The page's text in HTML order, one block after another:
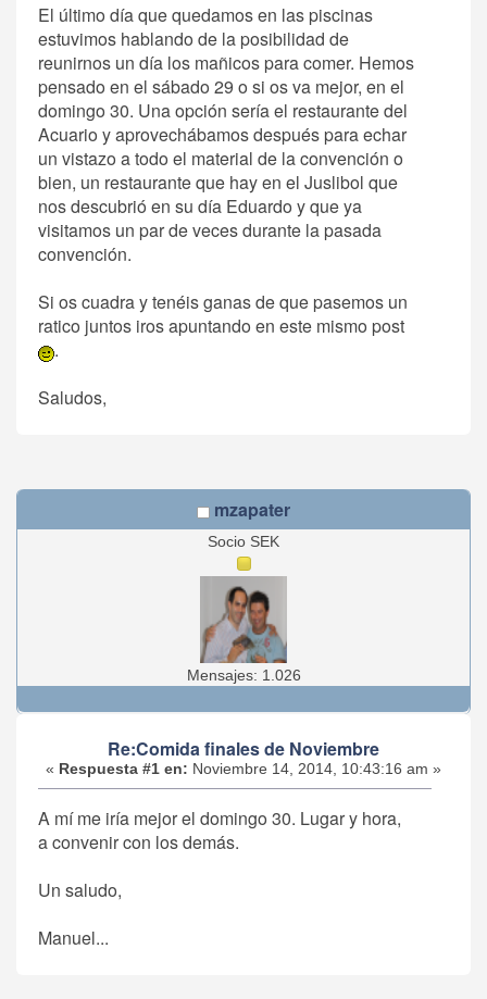
El último día que quedamos en las piscinas
estuvimos hablando de la posibilidad de
reunirnos un día los mañicos para comer. Hemos
pensado en el sábado 29 o si os va mejor, en el
domingo 30. Una opción sería el restaurante del
Acuario y aprovechábamos después para echar
un vistazo a todo el material de la convención o
bien, un restaurante que hay en el Juslibol que
nos descubrió en su día Eduardo y que ya
visitamos un par de veces durante la pasada
convención.
Si os cuadra y tenéis ganas de que pasemos un
ratico juntos iros apuntando en este mismo post
.
Saludos,
mzapater
Socio SEK
Mensajes: 1.026
Re:Comida finales de Noviembre
« Respuesta #1 en: Noviembre 14, 2014, 10:43:16 am »
A mí me iría mejor el domingo 30. Lugar y hora,
a convenir con los demás.
Un saludo,
Manuel...